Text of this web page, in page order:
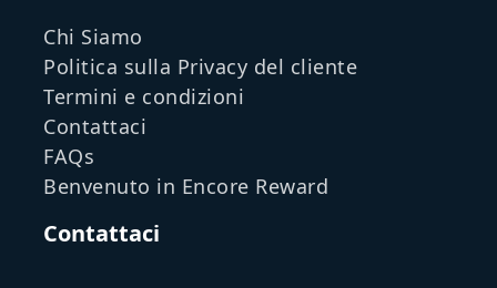
Chi Siamo
Politica sulla Privacy del cliente
Termini e condizioni
Contattaci
FAQs
Benvenuto in Encore Reward
Contattaci